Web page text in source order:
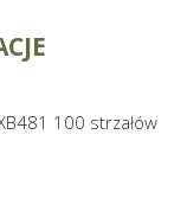
100 strzałów